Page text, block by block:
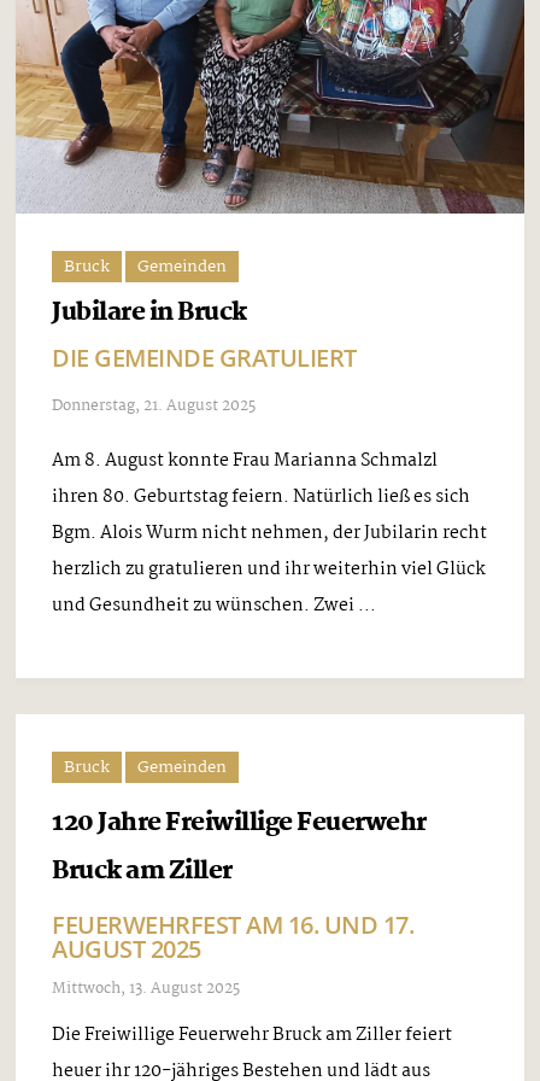
Bruck Gemeinden
Jubilare in Bruck
DIE GEMEINDE GRATULIERT
Donnerstag, 21. August 2025
Am 8. August konnte Frau Marianna Schmalzl
ihren 80. Geburtstag feiern. Natürlich ließ es sich
Bgm. Alois Wurm nicht nehmen, der Jubilarin recht
herzlich zu gratulieren und ihr weiterhin viel Glück
und Gesundheit zu wünschen. Zwei ...
Bruck Gemeinden
120 Jahre Freiwillige Feuerwehr
Bruck am Ziller
FEUERWEHRFEST AM 16. UND 17.
AUGUST 2025
Mittwoch, 13. August 2025
Die Freiwillige Feuerwehr Bruck am Ziller feiert
heuer ihr 120-jähriges Bestehen und lädt aus